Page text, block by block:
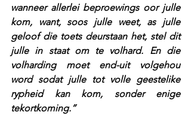
wanneer allerlei beproewings oor julle
kom, want, soos julle weet, as julle
geloof die toets deurstaan het, stel dit
julle in staat om te volhard. En die
volharding moet end-uit volgehou
word sodat julle tot volle geestelike
rypheid kan kom, sonder enige
tekortkoming.”